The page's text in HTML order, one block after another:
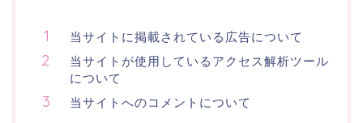
当サイトに掲載されている広告について
当サイトが使用しているアクセス解析ツール
について
当サイトへのコメントについて